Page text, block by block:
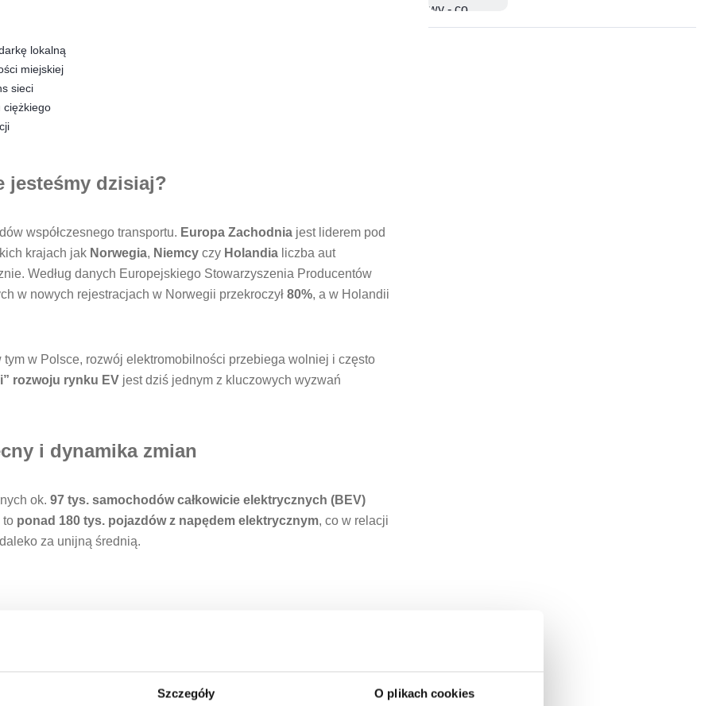
Szczegóły O plikach cookies
lokalną
miejskiej
sieci
ciężkiego
jesteśmy dzisiaj?
współczesnego transportu. Europa Zachodnia jest liderem pod
krajach jak Norwegia, Niemcy czy Holandia liczba aut
Według danych Europejskiego Stowarzyszenia Producentów
w nowych rejestracjach w Norwegii przekroczył 80%, a w Holandii
w Polsce, rozwój elektromobilności przebiega wolniej i często
rozwoju rynku EV jest dziś jednym z kluczowych wyzwań
i dynamika zmian
ok. 97 tys. samochodów całkowicie elektrycznych (BEV)
to ponad 180 tys. pojazdów z napędem elektrycznym, co w relacji
za unijną średnią.